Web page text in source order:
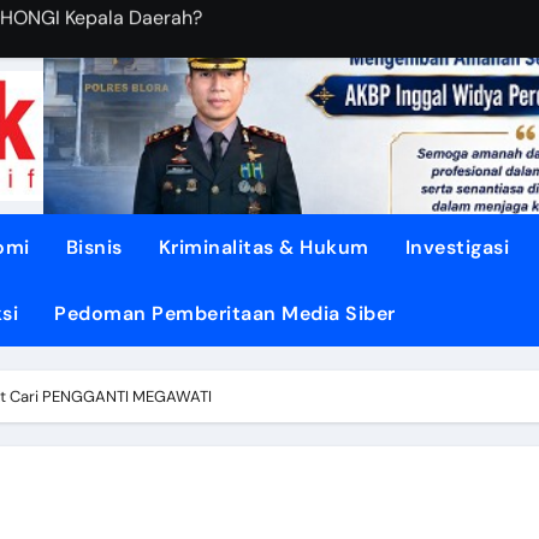
Membangun KOPERASI MODERN
RUANG Publik
di TUNJUNGAN ke Provinsi
dari Oligarki
TEGASKAN BATAS
DISIPLIN dan NURANI
Bisnis Kriminalitas & Hukum Investigasi
Pedoman Pemberitaan Media Siber
Cari PENGGANTI MEGAWATI